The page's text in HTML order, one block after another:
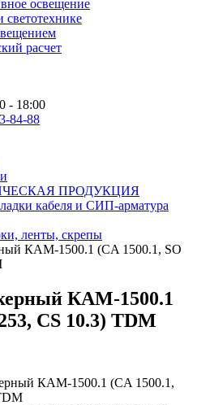
освещение
расчет
- 18:00
84-88
ПРОДУКЦИЯ
кабеля и СИП-арматура
ленты, скрепы
КАМ-1500.1 (CA 1500.1, SO
КАМ-1500.1
CS 10.3) TDM